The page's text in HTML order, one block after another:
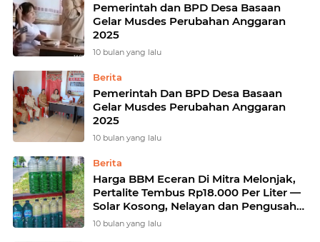
Pemerintah dan BPD Desa Basaan
Gelar Musdes Perubahan Anggaran
2025
10 bulan yang lalu
Berita
Pemerintah Dan BPD Desa Basaan
Gelar Musdes Perubahan Anggaran
2025
10 bulan yang lalu
Berita
Harga BBM Eceran Di Mitra Melonjak,
Pertalite Tembus Rp18.000 Per Liter —
Solar Kosong, Nelayan dan Pengusaha
Menjerit
10 bulan yang lalu